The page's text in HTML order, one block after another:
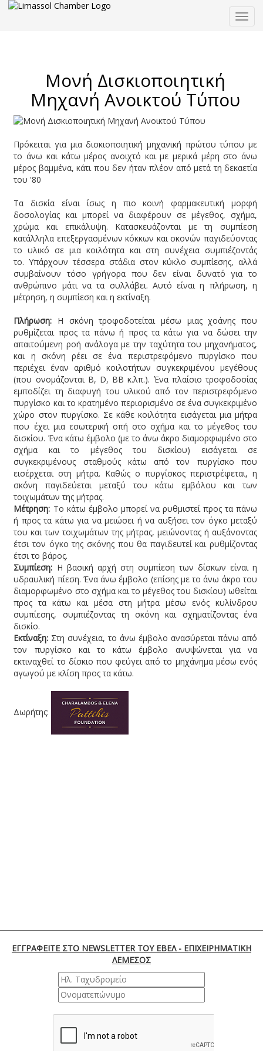
Μονή Δισκιοποιητική
Μηχανή Ανοικτού Τύπου
Πρόκειται για μια δισκιοποιητική μηχανική πρώτου τύπου με
το άνω και κάτω μέρος ανοιχτό και με μερικά μέρη στο άνω
μέρος βαμμένα, κάτι που δεν ήταν πλέον από μετά τη δεκαετία
του '80
Τα δισκία είναι ίσως η πιο κοινή φαρμακευτική μορφή
δοσολογίας και μπορεί να διαφέρουν σε μέγεθος, σχήμα,
χρώμα και επικάλυψη. Κατασκευάζονται με τη συμπίεση
κατάλληλα επεξεργασμένων κόκκων και σκονών παγιδεύοντας
το υλικό σε μια κοιλότητα και στη συνέχεια συμπιέζοντάς
το. Υπάρχουν τέσσερα στάδια στον κύκλο συμπίεσης, αλλά
συμβαίνουν τόσο γρήγορα που δεν είναι δυνατό για το
ανθρώπινο μάτι να τα συλλάβει. Αυτό είναι η πλήρωση, η
μέτρηση, η συμπίεση και η εκτίναξη.
Πλήρωση: Η σκόνη τροφοδοτείται μέσω μιας χοάνης που
ρυθμίζεται προς τα πάνω ή προς τα κάτω για να δώσει την
απαιτούμενη ροή ανάλογα με την ταχύτητα του μηχανήματος,
και η σκόνη ρέει σε ένα περιστρεφόμενο πυργίσκο που
περιέχει έναν αριθμό κοιλοτήτων συγκεκριμένου μεγέθους
(που ονομάζονται Β, D, ΒΒ κ.λπ.). Ένα πλαίσιο τροφοδοσίας
εμποδίζει τη διαφυγή του υλικού από τον περιστρεφόμενο
πυργίσκο και το κρατημένο περιορισμένο σε ένα συγκεκριμένο
χώρο στον πυργίσκο. Σε κάθε κοιλότητα εισάγεται μια μήτρα
που έχει μια εσωτερική οπή στο σχήμα και το μέγεθος του
δισκίου. Ένα κάτω έμβολο (με το άνω άκρο διαμορφωμένο στο
σχήμα και το μέγεθος του δισκίου) εισάγεται σε
συγκεκριμένους σταθμούς κάτω από τον πυργίσκο που
εισέρχεται στη μήτρα. Καθώς ο πυργίσκος περιστρέφεται, η
σκόνη παγιδεύεται μεταξύ του κάτω εμβόλου και των
τοιχωμάτων της μήτρας.
Μέτρηση: Το κάτω έμβολο μπορεί να ρυθμιστεί προς τα πάνω
ή προς τα κάτω για να μειώσει ή να αυξήσει τον όγκο μεταξύ
του και των τοιχωμάτων της μήτρας, μειώνοντας ή αυξάνοντας
έτσι τον όγκο της σκόνης που θα παγιδευτεί και ρυθμίζοντας
έτσι το βάρος.
Συμπίεση: Η βασική αρχή στη συμπίεση των δίσκων είναι η
υδραυλική πίεση. Ένα άνω έμβολο (επίσης με το άνω άκρο του
διαμορφωμένο στο σχήμα και το μέγεθος του δισκίου) ωθείται
προς τα κάτω και μέσα στη μήτρα μέσω ενός κυλίνδρου
συμπίεσης, συμπιέζοντας τη σκόνη και σχηματίζοντας ένα
δισκίο.
Εκτίναξη: Στη συνέχεια, το άνω έμβολο ανασύρεται πάνω από
τον πυργίσκο και το κάτω έμβολο ανυψώνεται για να
εκτιναχθεί το δίσκιο που φεύγει από το μηχάνημα μέσω ενός
αγωγού με κλίση προς τα κάτω.
Δωρήτης:
ΕΓΓΡΑΦΕΙΤΕ ΣΤΟ NEWSLETTER ΤΟΥ ΕΒΕΛ - ΕΠΙΧΕΙΡΗΜΑΤΙΚΗ
ΛΕΜΕΣΟΣ